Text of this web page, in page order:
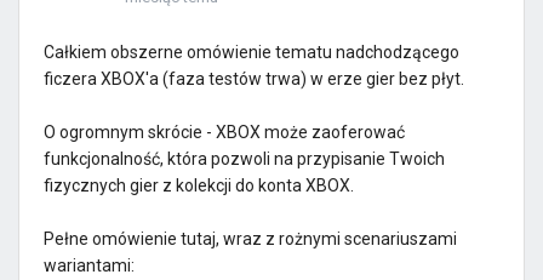
Całkiem obszerne omówienie tematu nadchodzącego
ficzera XBOX'a (faza testów trwa) w erze gier bez płyt.
O ogromnym skrócie - XBOX może zaoferować
funkcjonalność, która pozwoli na przypisanie Twoich
fizycznych gier z kolekcji do konta XBOX.
Pełne omówienie tutaj, wraz z rożnymi scenariuszami
wariantami: